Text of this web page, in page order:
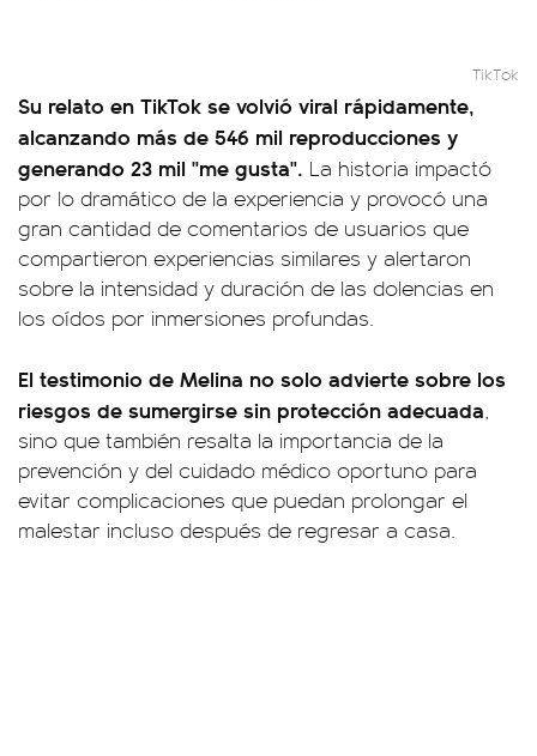
TikTok
Su relato en TikTok se volvió viral rápidamente,
alcanzando más de 546 mil reproducciones y
generando 23 mil "me gusta". La historia impactó
por lo dramático de la experiencia y provocó una
gran cantidad de comentarios de usuarios que
compartieron experiencias similares y alertaron
sobre la intensidad y duración de las dolencias en
los oídos por inmersiones profundas.
El testimonio de Melina no solo advierte sobre los
riesgos de sumergirse sin protección adecuada
sino que también resalta la importancia de la
prevención y del cuidado médico oportuno para
evitar complicaciones que puedan prolongar el
malestar incluso después de regresar a casa.